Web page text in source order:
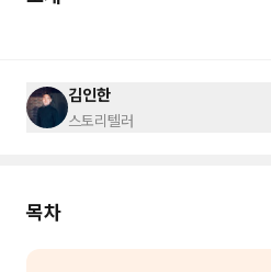
김인한
스토리텔러
목차